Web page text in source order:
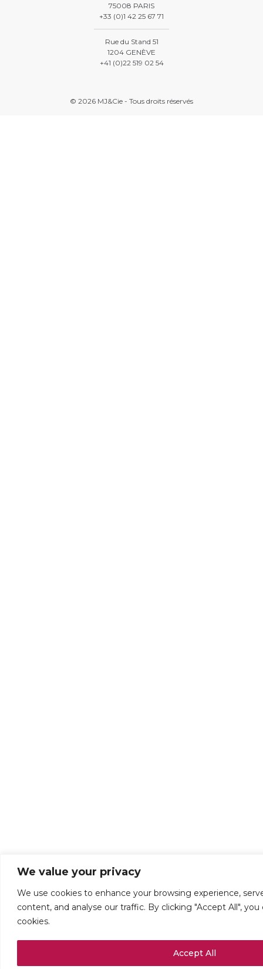
We value your privacy
We use cookies to enhance your browsing experience,
content, and analyse our traffic. By clicking "Accept All",
cookies.
Accept All
75008 PARIS
+33 (0)1 42 25 67 71
Rue du Stand 51
1204 GENÈVE
+41 (0)22 519 02 54
© 2026 MJ&Cie - Tous droits réservés